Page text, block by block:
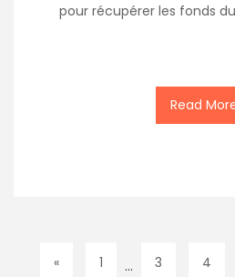
pour récupérer les fonds
Read
« 1 … 3 4